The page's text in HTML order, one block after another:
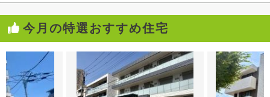
今月の特選おすすめ住宅